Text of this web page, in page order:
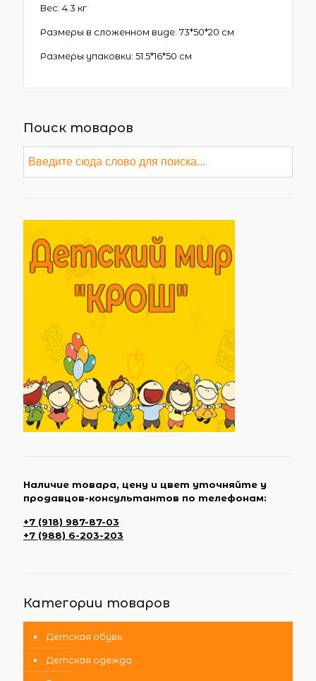
Вес: 4.3 кг
Размеры в сложенном виде: 73*50*20 см
Размеры упаковки: 51.5*16*50 см
Поиск товаров
Наличие товара, цену и цвет уточняйте у
продавцов-консультантов по телефонам:
+7 (918) 987-87-03
+7 (988) 6-203-203
Категории товаров
Детская обувь
Детская одежда